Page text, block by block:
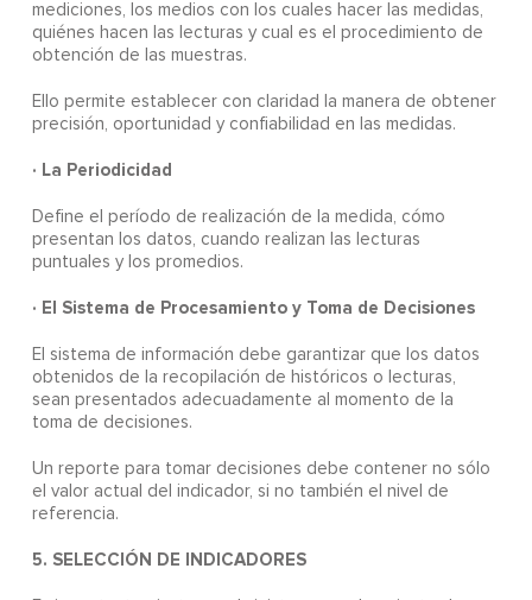
mediciones, los medios con los cuales hacer las medidas,
quiénes hacen las lecturas y cual es el procedimiento de
obtención de las muestras.
Ello permite establecer con claridad la manera de obtener
precisión, oportunidad y confiabilidad en las medidas.
· La Periodicidad
Define el período de realización de la medida, cómo
presentan los datos, cuando realizan las lecturas
puntuales y los promedios.
· El Sistema de Procesamiento y Toma de Decisiones
El sistema de información debe garantizar que los datos
obtenidos de la recopilación de históricos o lecturas,
sean presentados adecuadamente al momento de la
toma de decisiones.
Un reporte para tomar decisiones debe contener no sólo
el valor actual del indicador, si no también el nivel de
referencia.
5. SELECCIÓN DE INDICADORES